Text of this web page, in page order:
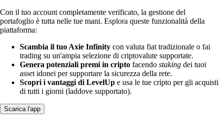
Con il tuo account completamente verificato, la gestione del
portafoglio è tutta nelle tue mani. Esplora queste funzionalità della
piattaforma:
Scambia il tuo Axie Infinity con valuta fiat tradizionale o fai
trading su un'ampia selezione di criptovalute supportate.
Genera potenziali premi in cripto facendo staking dei tuoi
asset idonei per supportare la sicurezza della rete.
Scopri i vantaggi di LevelUp e usa le tue cripto per gli acquisti
di tutti i giorni (laddove supportato).
Scarica l'app